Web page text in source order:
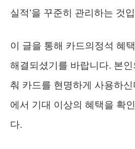
실적’을 꾸준히 관리하는 것
이 글을 통해 카드의정석 혜
해결되셨기를 바랍니다. 본
춰 카드를 현명하게 사용하
에서 기대 이상의 혜택을 확
다.